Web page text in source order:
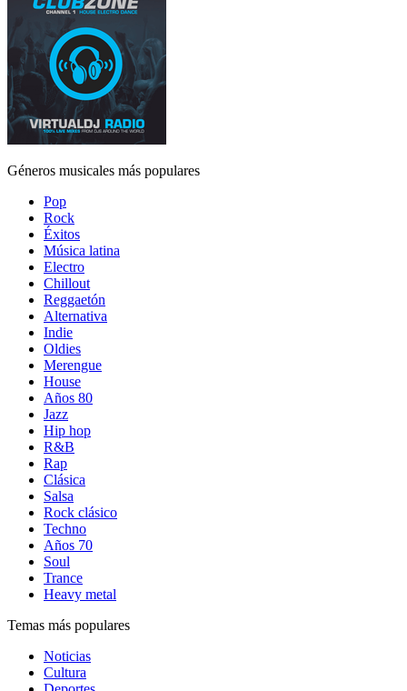
Géneros musicales más populares
Pop
Rock
Éxitos
Música latina
Electro
Chillout
Reggaetón
Alternativa
Indie
Oldies
Merengue
House
Años 80
Jazz
Hip hop
R&B
Rap
Clásica
Salsa
Rock clásico
Techno
Años 70
Soul
Trance
Heavy metal
Temas más populares
Noticias
Cultura